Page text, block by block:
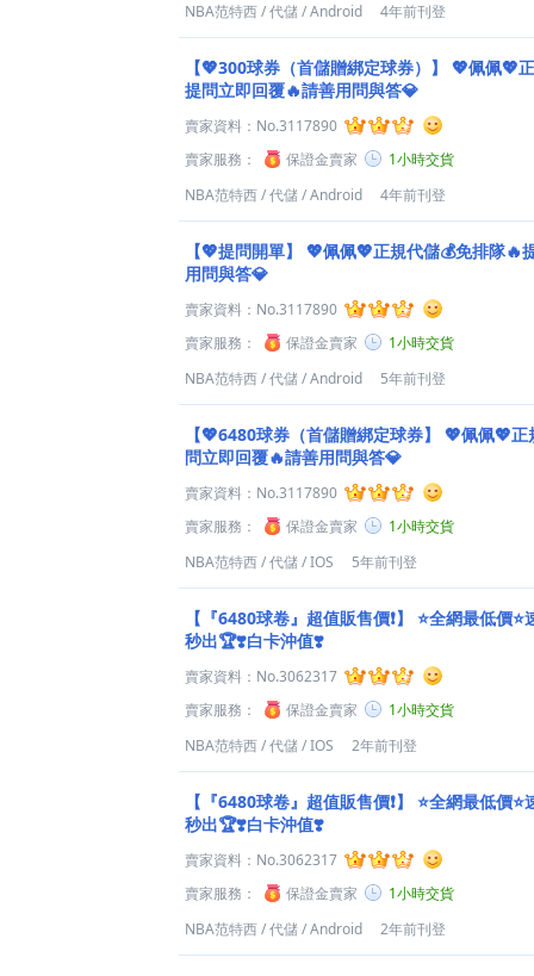
NBA范特西/代儲/Android 4年前刊登
【💖300球券（首儲贈綁定球券）】
💖佩佩💖
提問立即回覆🔥請善用問與答💎
賣家資料： No.3117890
賣家服務：
保證金賣家
1小時交貨
NBA范特西/代儲/Android 4年前刊登
【💖提問開單】
💖佩佩💖正規代儲💰免排隊🔥
用問與答💎
賣家資料： No.3117890
賣家服務：
保證金賣家
1小時交貨
NBA范特西/代儲/Android 5年前刊登
【💖6480球券（首儲贈綁定球券】
💖佩佩💖正
問立即回覆🔥請善用問與答💎
賣家資料： No.3117890
賣家服務：
保證金賣家
1小時交貨
NBA范特西/代儲/IOS 5年前刊登
【『6480球卷』超值販售價❗】
⭐️全網最低價
秒出🏆❣️白卡沖值❣️
賣家資料： No.3062317
賣家服務：
保證金賣家
1小時交貨
NBA范特西/代儲/IOS 2年前刊登
【『6480球卷』超值販售價❗】
⭐️全網最低價
秒出🏆❣️白卡沖值❣️
賣家資料： No.3062317
賣家服務：
保證金賣家
1小時交貨
NBA范特西/代儲/Android 2年前刊登